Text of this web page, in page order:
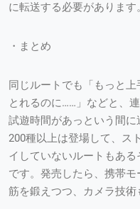
に転送する必要があります。
・まとめ
同じルートでも「もっと
とれるのに……」などと、
試遊時間があっという間
200種以上は登場して、ス
イしていないルートもあ
です。発売したら、携帯
筋を鍛えつつ、カメラ技術